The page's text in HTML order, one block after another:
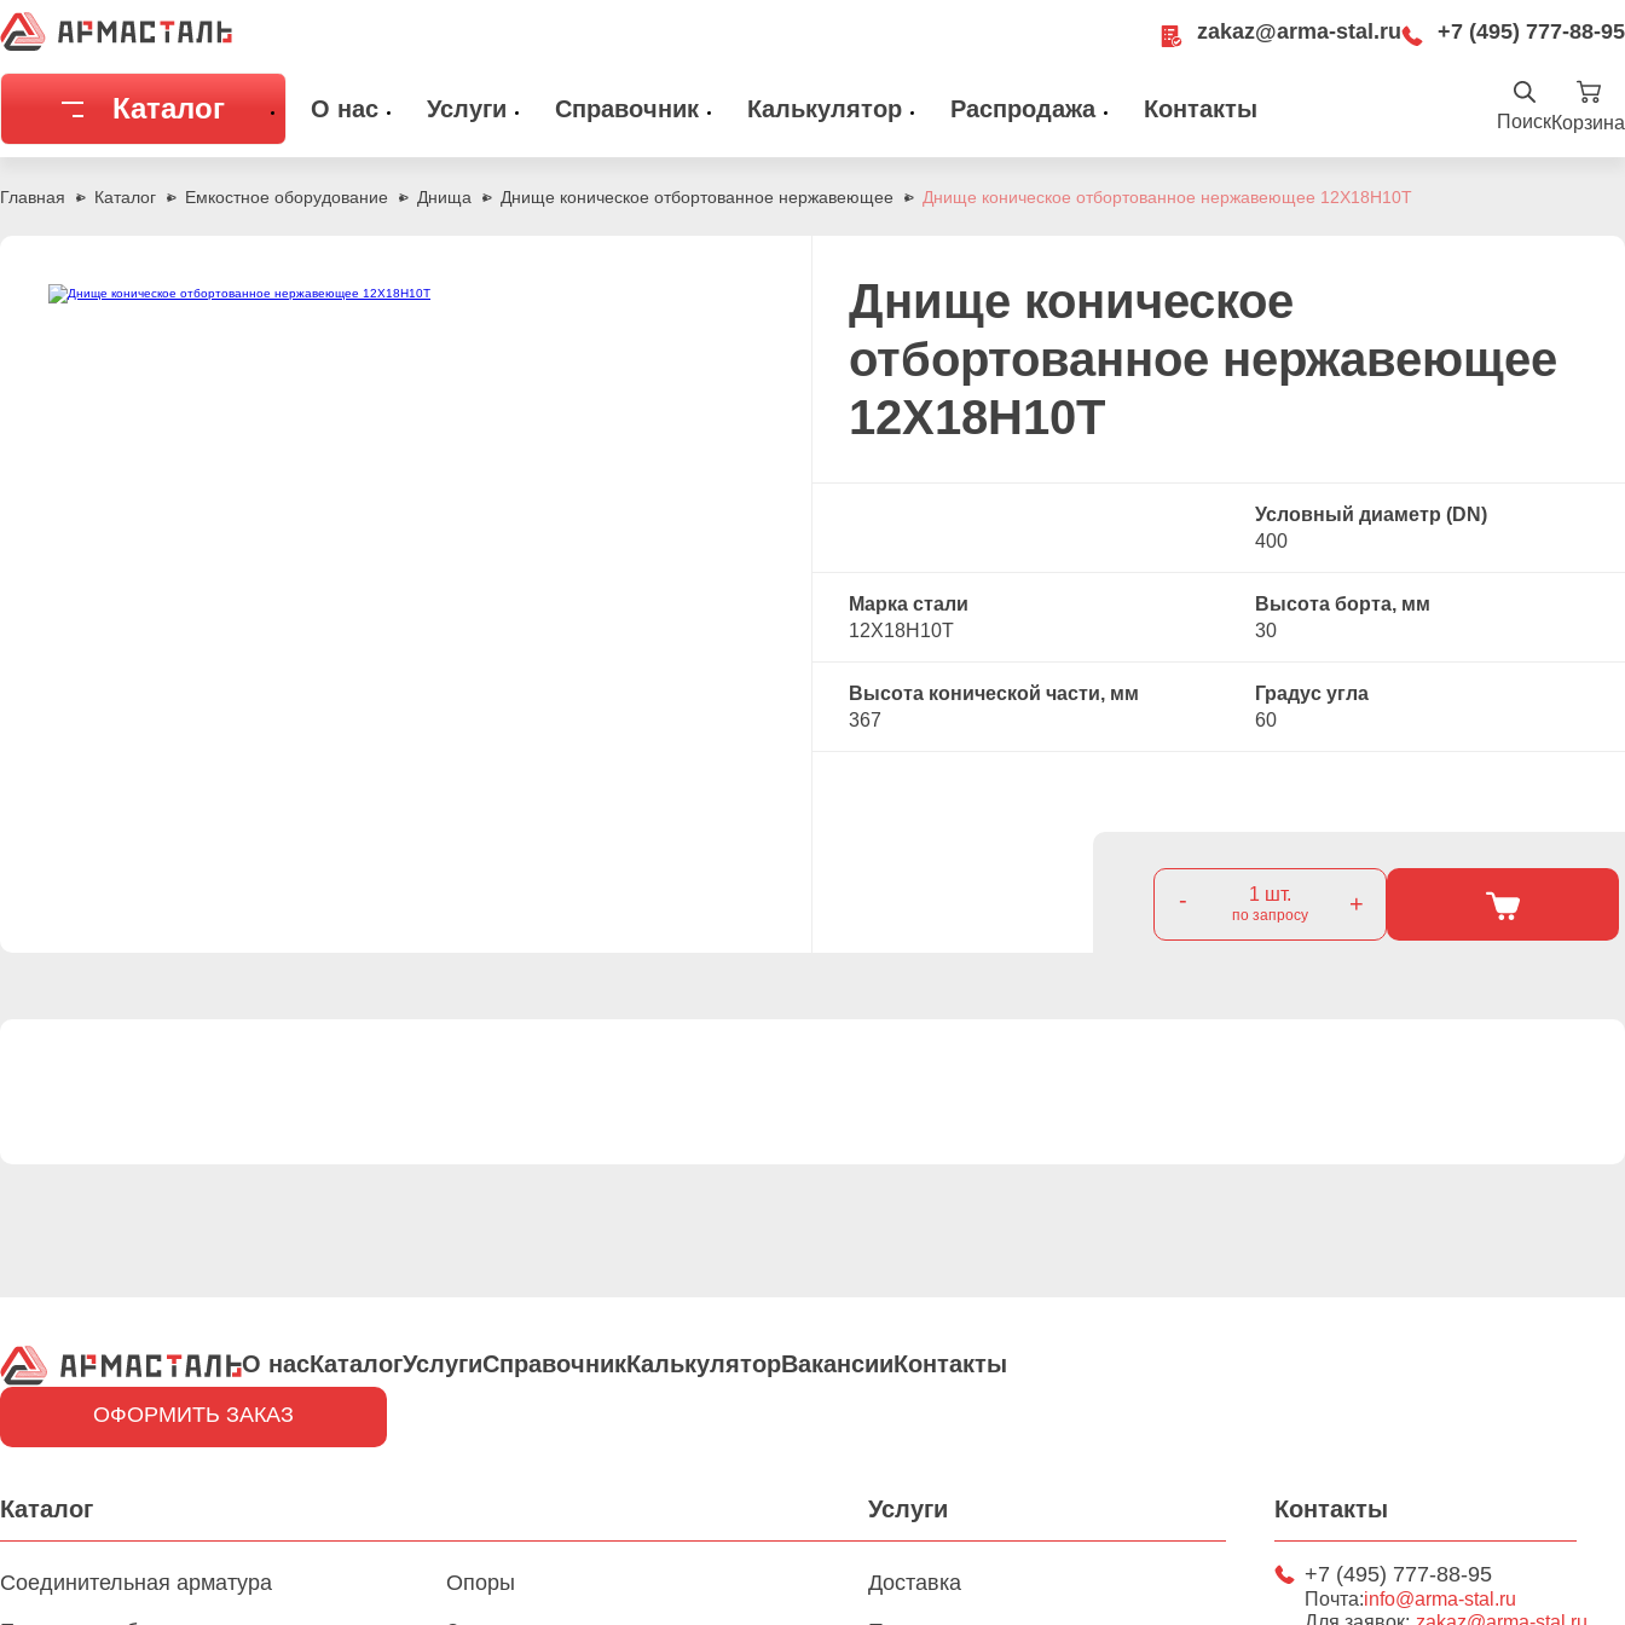
zakaz@arma-stal.ru +7 (495) 777-88-95
Каталог
Сварочные материалы
О нас Услуги Справочник Калькулятор Распродажа Контакты
zakaz@arma-stal.ru
ПоискКорзина
Главная Каталог Емкостное оборудование Днища Днище коническое отбортованное нержавеющее Днище коническое отбортованное нержавеющее 12Х18Н10Т
Днище коническое
отбортованное нержавеющее
12Х18Н10Т
Условный диаметр (DN)
400
Марка стали
12Х18Н10Т
Высота борта, мм
30
Высота конической части, мм
367
Градус угла
60
- 1 шт.
по запросу +
О насКаталогУслугиСправочникКалькуляторВакансииКонтакты
ОФОРМИТЬ ЗАКАЗ
Каталог
Соединительная арматура
Опоры
Услуги
Доставка
Контакты
+7 (495) 777-88-95
Почта:info@arma-stal.ru